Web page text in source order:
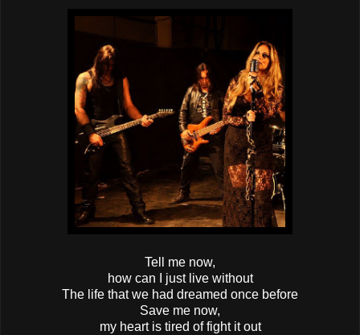
Tell me now,
how can I just live without
The life that we had dreamed once before
Save me now,
my heart is tired of fight it out